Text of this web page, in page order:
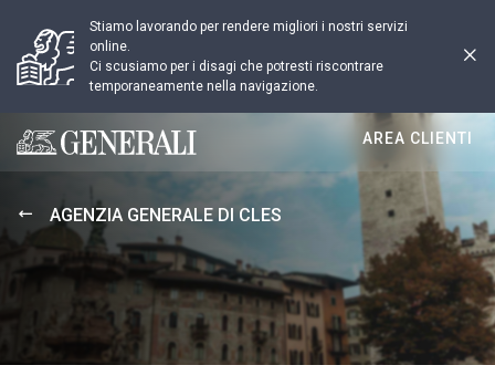
Stiamo lavorando per rendere migliori i nostri servizi
online.
Ci scusiamo per i disagi che potresti riscontrare
temporaneamente nella navigazione.
Generali logo
AREA CLIENTI
AGENZIA GENERALE DI CLES